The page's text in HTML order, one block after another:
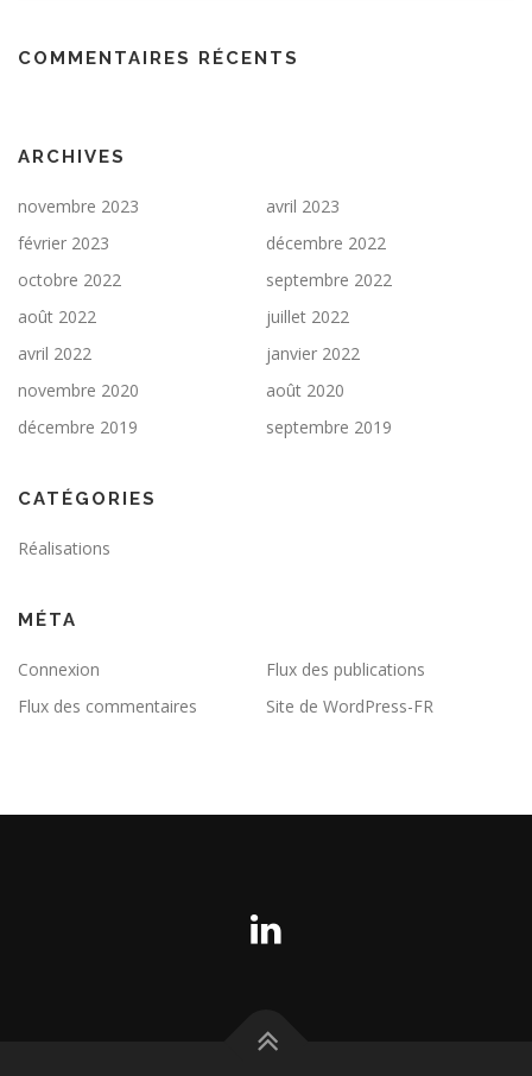
COMMENTAIRES RÉCENTS
ARCHIVES
novembre 2023
avril 2023
février 2023
décembre 2022
octobre 2022
septembre 2022
août 2022
juillet 2022
avril 2022
janvier 2022
novembre 2020
août 2020
décembre 2019
septembre 2019
CATÉGORIES
Réalisations
MÉTA
Connexion
Flux des publications
Flux des commentaires
Site de WordPress-FR